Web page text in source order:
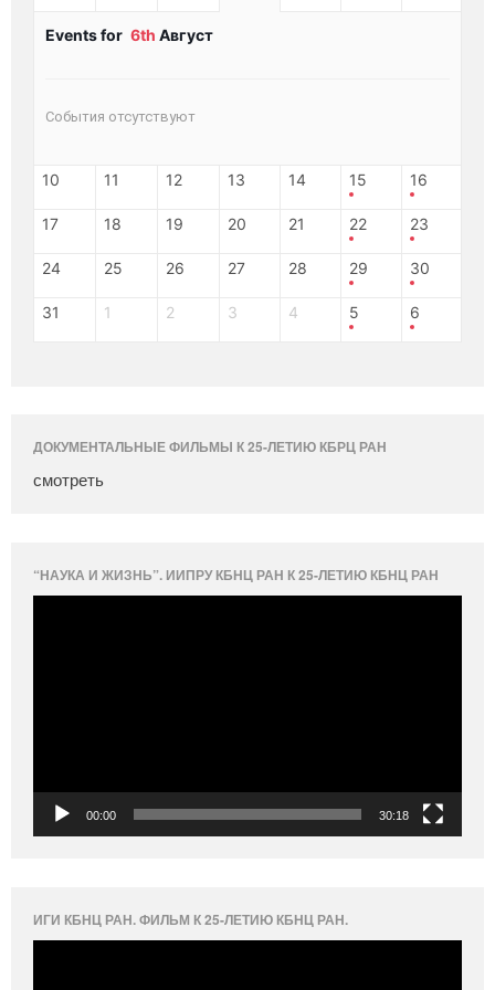
Events for 6th Август
События отсутствуют
10 11 12 13 14 15 16
17 18 19 20 21 22 23
24 25 26 27 28 29 30
31 1 2 3 4 5 6
ДОКУМЕНТАЛЬНЫЕ ФИЛЬМЫ К 25-ЛЕТИЮ КБРЦ РАН
смотреть
“НАУКА И ЖИЗНЬ”. ИИПРУ КБНЦ РАН К 25-ЛЕТИЮ КБНЦ РАН
00:00 30:18
ИГИ КБНЦ РАН. ФИЛЬМ К 25-ЛЕТИЮ КБНЦ РАН.